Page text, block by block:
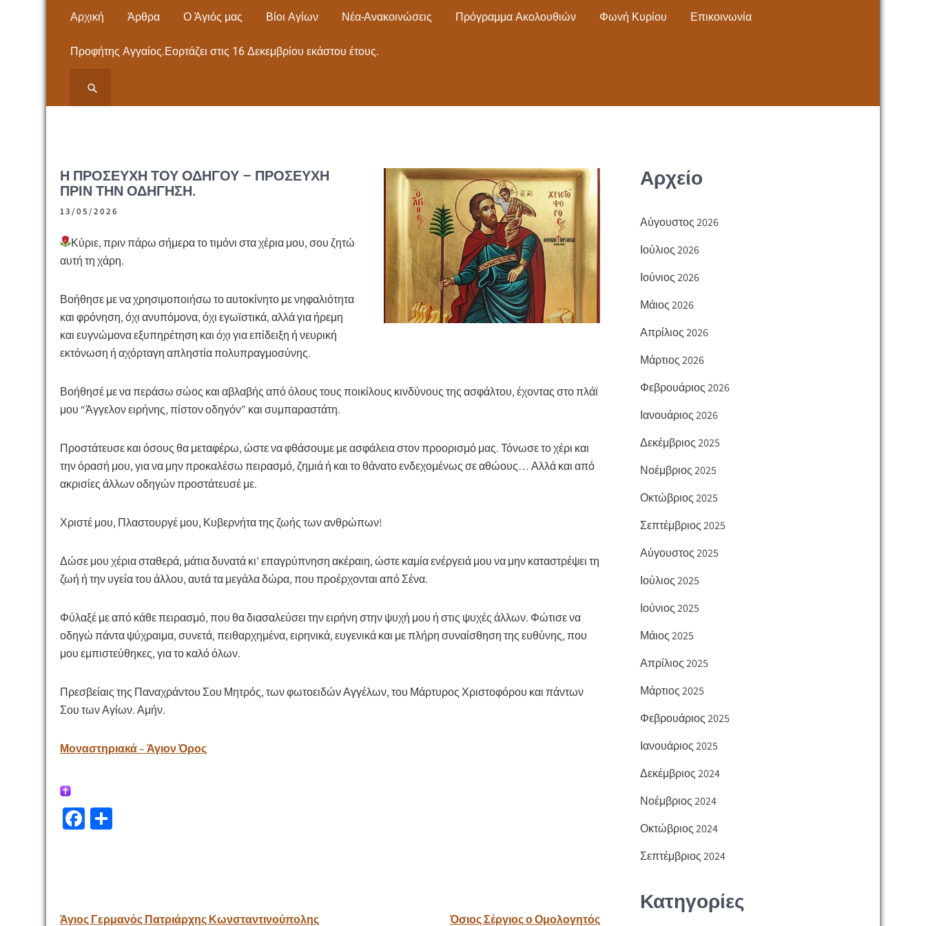
Αρχική Άρθρα Ο Άγιός μας Βίοι Αγίων Νέα-Ανακοινώσεις Πρόγραμμα Ακολουθιών Φωνή Κυρίου Επικοινωνία
Προφήτης Αγγαίος.Εορτάζει στις 16 Δεκεμβρίου εκάστου έτους.
ΝΕΩΝ ΜΟΥΔΑΝΙΩΝ
ΧΑΛΚΙΔΙΚΗΣ
Η ΠΡΟΣΕΥΧΉ ΤΟΥ ΟΔΗΓΟΎ – ΠΡΟΣΕΥΧΉ
ΠΡΙΝ ΤΗΝ ΟΔΉΓΗΣΗ.
13/05/2026
Κύριε, πριν πάρω σήμερα το τιμόνι στα χέρια μου, σου ζητώ
αυτή τη χάρη.
Βοήθησε με να χρησιμοποιήσω το αυτοκίνητο με νηφαλιότητα
και φρόνηση, όχι ανυπόμονα, όχι εγωϊστικά, αλλά για ήρεμη
και ευγνώμονα εξυπηρέτηση και όχι για επίδειξη ή νευρική
εκτόνωση ή αχόρταγη απληστία πολυπραγμοσύνης.
Βοήθησέ με να περάσω σώος και αβλαβής από όλους τους ποικίλους κινδύνους της ασφάλτου, έχοντας στο πλάϊ
μου “Άγγελον ειρήνης, πίστον οδηγόν” και συμπαραστάτη.
Προστάτευσε και όσους θα μεταφέρω, ώστε να φθάσουμε με ασφάλεια στον προορισμό μας. Τόνωσε το χέρι και
την όρασή μου, για να μην προκαλέσω πειρασμό, ζημιά ή και το θάνατο ενδεχομένως σε αθώους… Αλλά και από
ακρισίες άλλων οδηγών προστάτευσέ με.
Χριστέ μου, Πλαστουργέ μου, Κυβερνήτα της ζωής των ανθρώπων!
Δώσε μου χέρια σταθερά, μάτια δυνατά κι’ επαγρύπνηση ακέραιη, ώστε καμία ενέργειά μου να μην καταστρέψει τη
ζωή ή την υγεία του άλλου, αυτά τα μεγάλα δώρα, που προέρχονται από Σένα.
Φύλαξέ με από κάθε πειρασμό, που θα διασαλεύσει την ειρήνη στην ψυχή μου ή στις ψυχές άλλων. Φώτισε να
οδηγώ πάντα ψύχραιμα, συνετά, πειθαρχημένα, ειρηνικά, ευγενικά και με πλήρη συναίσθηση της ευθύνης, που
μου εμπιστεύθηκες, για το καλό όλων.
Πρεσβείαις της Παναχράντου Σου Μητρός, των φωτοειδών Αγγέλων, του Μάρτυρος Χριστοφόρου και πάντων
Σου των Αγίων. Αμήν.
Μοναστηριακά – Άγιον Όρος
Fa
Πλοήγηση
Άγιος Γερμανός Πατριάρχης Κωνσταντινούπολης Όσιος Σέργιος ο Ομολογητός
Αρχείο
Αύγουστος 2026
Ιούλιος 2026
Ιούνιος 2026
Μάιος 2026
Απρίλιος 2026
Μάρτιος 2026
Φεβρουάριος 2026
Ιανουάριος 2026
Δεκέμβριος 2025
Νοέμβριος 2025
Οκτώβριος 2025
Σεπτέμβριος 2025
Αύγουστος 2025
Ιούλιος 2025
Ιούνιος 2025
Μάιος 2025
Απρίλιος 2025
Μάρτιος 2025
Φεβρουάριος 2025
Ιανουάριος 2025
Δεκέμβριος 2024
Νοέμβριος 2024
Οκτώβριος 2024
Σεπτέμβριος 2024
Κατηγορίες